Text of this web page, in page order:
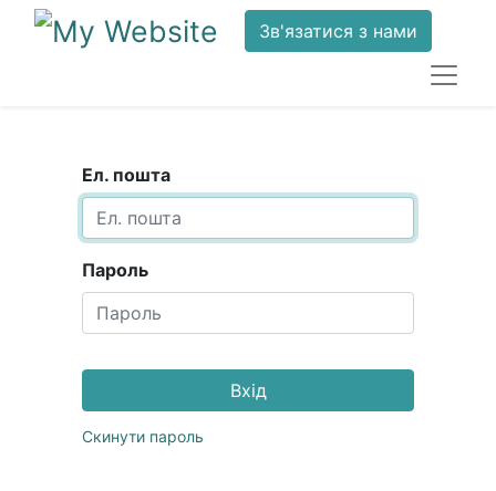
Зв'язатися з нами
Ел. пошта
Пароль
Вхід
Скинути пароль